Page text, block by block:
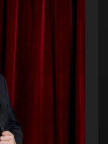
tours en